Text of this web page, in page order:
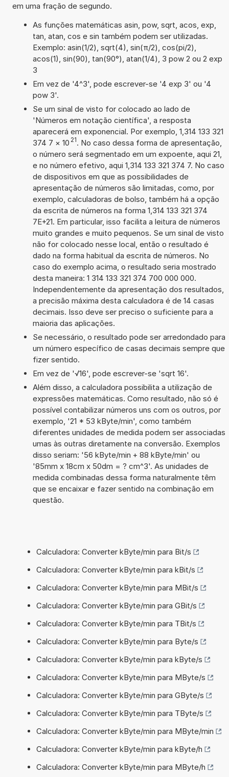
em uma fração de segundo.
As funções matemáticas asin, pow, sqrt, acos, exp,
tan, atan, cos e sin também podem ser utilizadas.
Exemplo: asin(1/2), sqrt(4), sin(π/2), cos(pi/2),
acos(1), sin(90), tan(90°), atan(1/4), 3 pow 2 ou 2 exp
3
Em vez de '4^3', pode escrever-se '4 exp 3' ou '4
pow 3'.
Se um sinal de visto for colocado ao lado de
'Números em notação científica', a resposta
aparecerá em exponencial. Por exemplo, 1,314 133 321
374 7 × 10 21. No caso dessa forma de apresentação,
o número será segmentado em um expoente, aqui 21,
e no número efetivo, aqui 1,314 133 321 374 7. No caso
de dispositivos em que as possibilidades de
apresentação de números são limitadas, como, por
exemplo, calculadoras de bolso, também há a opção
da escrita de números na forma 1,314 133 321 374
7E+21. Em particular, isso facilita a leitura de números
muito grandes e muito pequenos. Se um sinal de visto
não for colocado nesse local, então o resultado é
dado na forma habitual da escrita de números. No
caso do exemplo acima, o resultado seria mostrado
desta maneira: 1 314 133 321 374 700 000 000.
Independentemente da apresentação dos resultados,
a precisão máxima desta calculadora é de 14 casas
decimais. Isso deve ser preciso o suficiente para a
maioria das aplicações.
Se necessário, o resultado pode ser arredondado para
um número específico de casas decimais sempre que
fizer sentido.
Em vez de '√16', pode escrever-se 'sqrt 16'.
Além disso, a calculadora possibilita a utilização de
expressões matemáticas. Como resultado, não só é
possível contabilizar números uns com os outros, por
exemplo, '21 * 53 kByte/min', como também
diferentes unidades de medida podem ser associadas
umas às outras diretamente na conversão. Exemplos
disso seriam: '56 kByte/min + 88 kByte/min' ou
'85mm x 18cm x 50dm = ? cm^3'. As unidades de
medida combinadas dessa forma naturalmente têm
que se encaixar e fazer sentido na combinação em
questão.
Calculadora: Converter kByte/min para Bit/s
Calculadora: Converter kByte/min para kBit/s
Calculadora: Converter kByte/min para MBit/s
Calculadora: Converter kByte/min para GBit/s
Calculadora: Converter kByte/min para TBit/s
Calculadora: Converter kByte/min para Byte/s
Calculadora: Converter kByte/min para kByte/s
Calculadora: Converter kByte/min para MByte/s
Calculadora: Converter kByte/min para GByte/s
Calculadora: Converter kByte/min para TByte/s
Calculadora: Converter kByte/min para MByte/min
Calculadora: Converter kByte/min para kByte/h
Calculadora: Converter kByte/min para MByte/h